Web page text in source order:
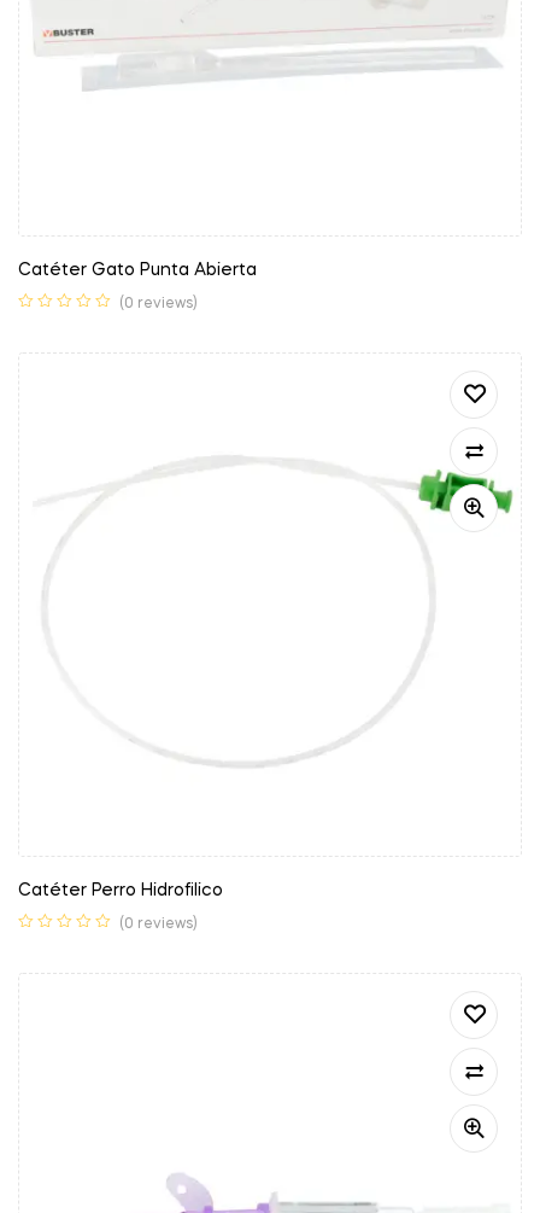
Catéter Gato Punta Abierta
(0 reviews)
Catéter Perro Hidrofilico
(0 reviews)